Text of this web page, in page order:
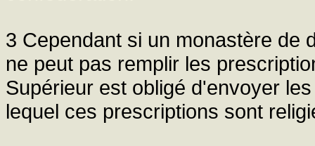
3 Cependant si un monastère de
ne peut pas remplir les
Supérieur est obligé d'envoyer
lequel ces prescriptions sont